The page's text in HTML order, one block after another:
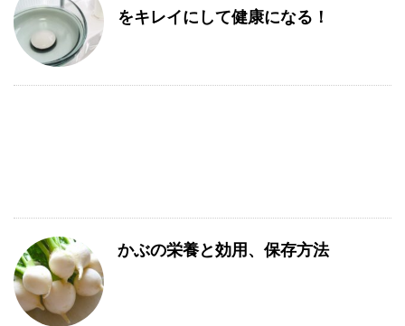
をキレイにして健康になる！
かぶの栄養と効用、保存方法